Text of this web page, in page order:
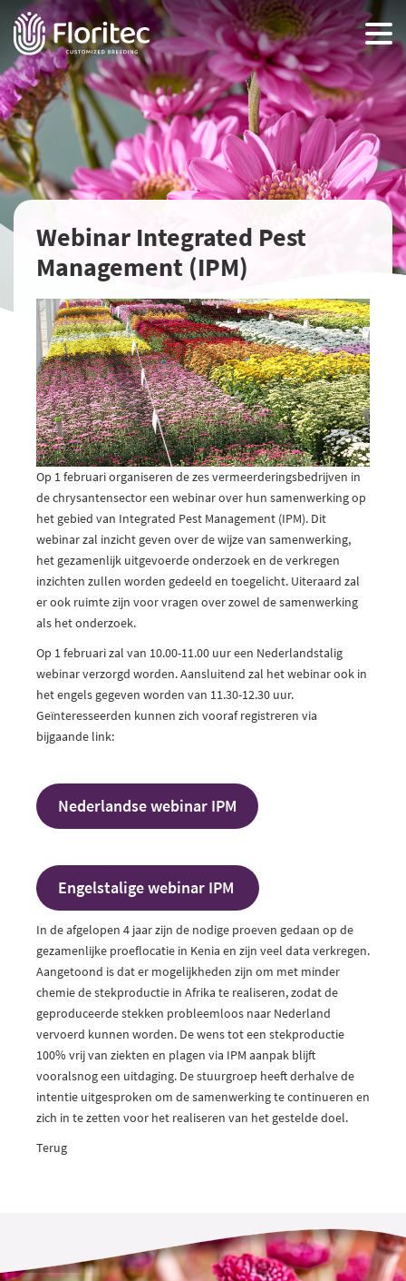
Webinar Integrated Pest
Management (IPM)
Op 1 februari organiseren de zes vermeerderingsbedrijven in
de chrysantensector een webinar over hun samenwerking op
het gebied van Integrated Pest Management (IPM). Dit
webinar zal inzicht geven over de wijze van samenwerking,
het gezamenlijk uitgevoerde onderzoek en de verkregen
inzichten zullen worden gedeeld en toegelicht. Uiteraard zal
er ook ruimte zijn voor vragen over zowel de samenwerking
als het onderzoek.
Op 1 februari zal van 10.00-11.00 uur een Nederlandstalig
webinar verzorgd worden. Aansluitend zal het webinar ook in
het engels gegeven worden van 11.30-12.30 uur.
Geïnteresseerden kunnen zich vooraf registreren via
bijgaande link:
Nederlandse webinar IPM
Engelstalige webinar IPM
In de afgelopen 4 jaar zijn de nodige proeven gedaan op de
gezamenlijke proeflocatie in Kenia en zijn veel data verkregen.
Aangetoond is dat er mogelijkheden zijn om met minder
chemie de stekproductie in Afrika te realiseren, zodat de
geproduceerde stekken probleemloos naar Nederland
vervoerd kunnen worden. De wens tot een stekproductie
100% vrij van ziekten en plagen via IPM aanpak blijft
vooralsnog een uitdaging. De stuurgroep heeft derhalve de
intentie uitgesproken om de samenwerking te continueren en
zich in te zetten voor het realiseren van het gestelde doel.
Terug